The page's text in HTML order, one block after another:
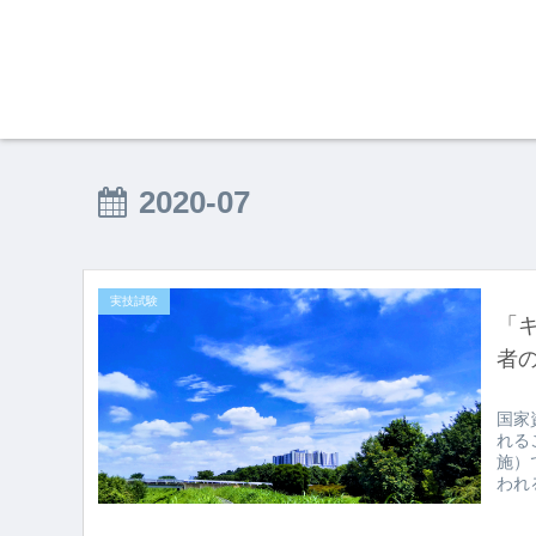
2020-07
実技試験
「
者
国家
れる
施）
われ